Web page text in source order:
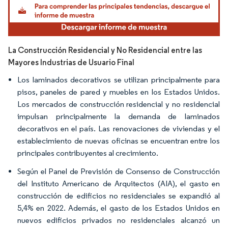
La Construcción Residencial y No Residencial entre las
Mayores Industrias de Usuario Final
Los laminados decorativos se utilizan principalmente para
pisos, paneles de pared y muebles en los Estados Unidos.
Los mercados de construcción residencial y no residencial
impulsan principalmente la demanda de laminados
decorativos en el país. Las renovaciones de viviendas y el
establecimiento de nuevas oficinas se encuentran entre los
principales contribuyentes al crecimiento.
Según el Panel de Previsión de Consenso de Construcción
del Instituto Americano de Arquitectos (AIA), el gasto en
construcción de edificios no residenciales se expandió al
5,4% en 2022. Además, el gasto de los Estados Unidos en
nuevos edificios privados no residenciales alcanzó un